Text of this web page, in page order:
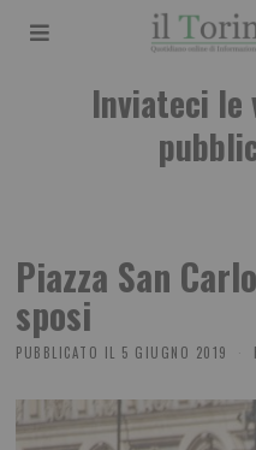
Inviateci
Piazza San
sposi
PUBBLICATO IL 5 GIUGNO 2019